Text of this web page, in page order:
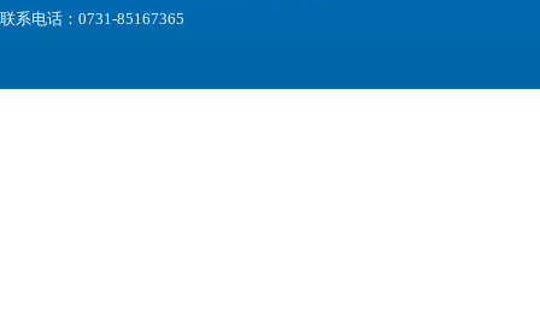
联系电话：0731-85167365